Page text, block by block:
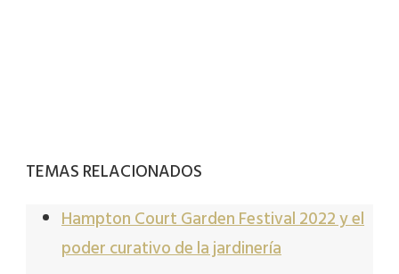
TEMAS RELACIONADOS
Hampton Court Garden Festival 2022 y el
poder curativo de la jardinería